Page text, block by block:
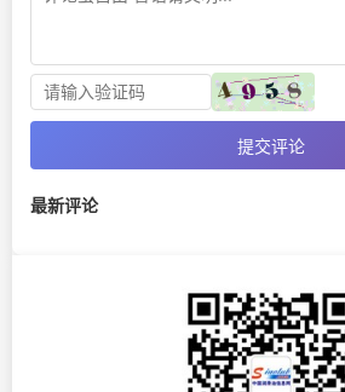
提交评论
最新评论